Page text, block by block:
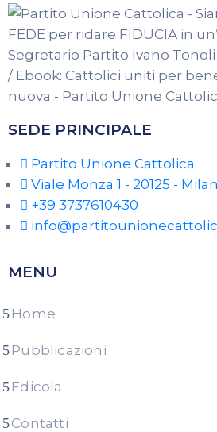
SEDE PRINCIPALE
Partito Unione Cattolica
Viale Monza 1 - 20125 -
+39 3737610430
MENU
Home
Pubblicazioni
Edicola
Contatti